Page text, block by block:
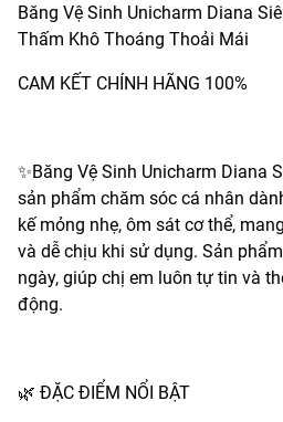
Băng Vệ Sinh Unicharm Diana
Thấm Khô Thoáng Thoải Mái
CAM KẾT CHÍNH HÃNG 100%
✨Băng Vệ Sinh Unicharm Diana
sản phẩm chăm sóc cá nhân
kế mỏng nhẹ, ôm sát cơ thể,
và dễ chịu khi sử dụng. Sản
ngày, giúp chị em luôn tự tin và
động.
🌿 ĐẶC ĐIỂM NỔI BẬT